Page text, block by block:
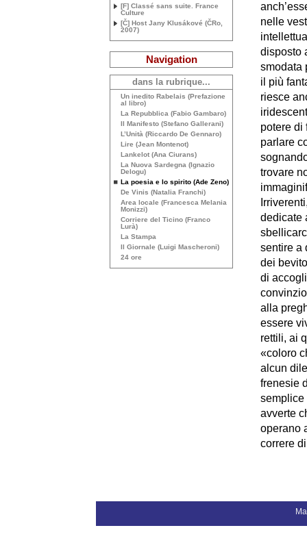
nelle
disposto
smodata
il più
riesce
potere di
parlare
trovare
dedicate
sentire a
dei
di
alla
essere
rettili, ai
«coloro
alcun
frenesie
semplice
avverte
operano
correre
[F] Classé sans suite. France
Culture
[Č] Host Jany Klusákové (ČRo,
2007)
Navigation
dans la rubrique...
Un inedito Rabelais (Prefazione
al libro)
La Repubblica (Fabio Gambaro)
Il Manifesto (Stefano Gallerani)
L’Unità (Riccardo De Gennaro)
Lire (Jean Montenot)
Lankelot (Ana Ciurans)
La Nuova Sardegna (Ignazio
Delogu)
La poesia e lo spirito (Ade Zeno)
De Vinis (Natalia Franchi)
Area locale (Francesca Melania
Monizzi)
Corriere del Ticino (Franco
Lurà)
La Stampa
Il Giornale (Luigi Mascheroni)
24 ore